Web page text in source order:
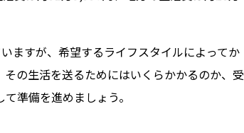
ますが、希望するライフスタイルによってか
の生活を送るためにはいくらかかるのか、受
準備を進めましょう。